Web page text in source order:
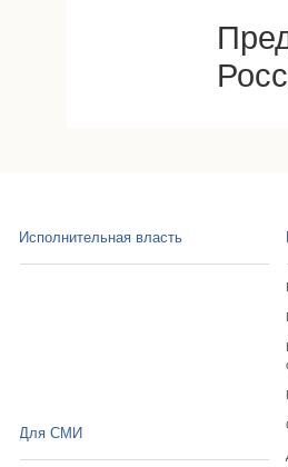
Исполнительная власть
Для СМИ